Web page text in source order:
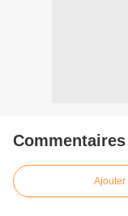
Commentaires
Ajouter